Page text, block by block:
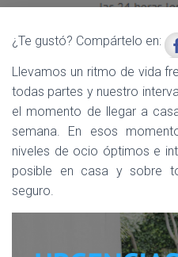
¿Te gustó? Compártelo en:
Llevamos un ritmo de vida
todas partes y nuestro
el momento de llegar a
semana. En esos
niveles de ocio óptimos e
posible en casa y sobre
seguro.